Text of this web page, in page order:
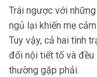
Trái ngược với
ngủ lại khiến mẹ
Tuy vậy, cả hai tình
đổi nội tiết tố và đều
thường gặp phải.